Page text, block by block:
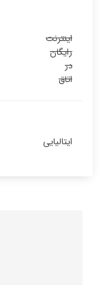
اینترنت
رایگان
در
اتاق
ایتالیایی